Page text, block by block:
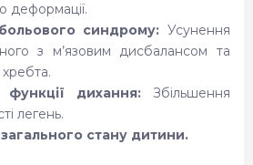
деформації.
синдрому: Усунення
з м’язовим дисбалансом та
дихання: Збільшення
легень.
стану дитини.